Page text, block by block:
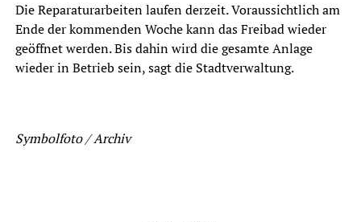
Die Reparaturarbeiten laufen derzeit. Voraussichtlich am
Ende der kommenden Woche kann das Freibad wieder
geöffnet werden. Bis dahin wird die gesamte Anlage
wieder in Betrieb sein, sagt die Stadtverwaltung.
Symbolfoto / Archiv